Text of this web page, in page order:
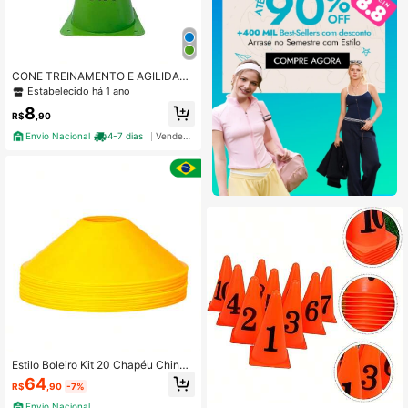
CONE TREINAMENTO E AGILIDADE
KAPA PVC
Estabelecido há 1 ano
R$8 ,90
Envio Nacional
4-7 dias Vendedor Indicado
Estilo Boleiro Kit 20 Chapéu Chinês
Cor Amarelo Cone Demarcatório Tr
eino Funcional
R$64 ,90 -7%